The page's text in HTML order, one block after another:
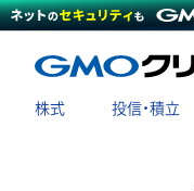
株式 投信・積立